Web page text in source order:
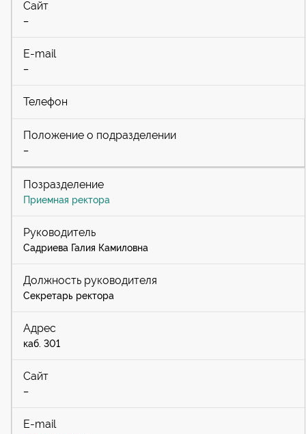
–
–
–
Приемная ректора
Садриева Галия Камиловна
Секретарь ректора
каб. 301
–